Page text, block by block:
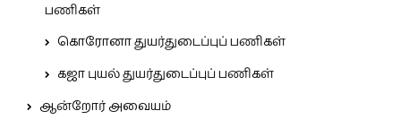
பணிகள்
கொரோனா துயர்துடைப்புப் பணிகள்
கஜா புயல் துயர்துடைப்புப் பணிகள்
ஆன்றோர் அவையம்